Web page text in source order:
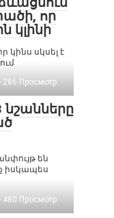
որ
կլինի
կինս սկսել է
286 Просмотр
են
իսկապես
480 Просмотр